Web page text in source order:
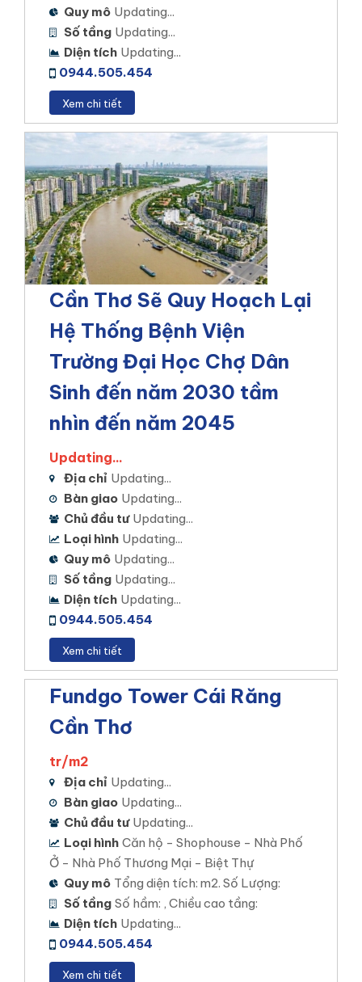
Quy mô Updating...
Số tầng Updating...
Diện tích Updating...
0944.505.454
Xem chi tiết
Cần Thơ Sẽ Quy Hoạch Lại
Hệ Thống Bệnh Viện
Trường Đại Học Chợ Dân
Sinh đến năm 2030 tầm
nhìn đến năm 2045
Updating...
Địa chỉ Updating...
Bàn giao Updating...
Chủ đầu tư Updating...
Loại hình Updating...
Quy mô Updating...
Số tầng Updating...
Diện tích Updating...
0944.505.454
Xem chi tiết
Fundgo Tower Cái Răng
Cần Thơ
tr/m2
Địa chỉ Updating...
Bàn giao Updating...
Chủ đầu tư Updating...
Loại hình Căn hộ - Shophouse - Nhà Phố
Ở - Nhà Phố Thương Mại - Biệt Thự
Quy mô Tổng diện tích: m2. Số Lượng:
Số tầng Số hầm: , Chiều cao tầng:
Diện tích Updating...
0944.505.454
Xem chi tiết